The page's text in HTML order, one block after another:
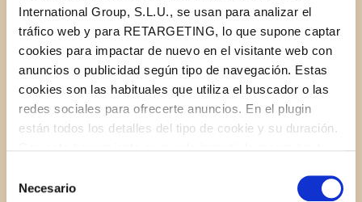
International Group, S.L.U., se usan para analizar el
tráfico web y para RETARGETING, lo que supone captar
cookies para impactar de nuevo en el visitante web con
anuncios o publicidad según tipo de navegación. Estas
cookies son las habituales que utiliza el buscador o las
redes sociales para ofrecerte anuncios. En el plugin
están todos los detalles del tipo de cookie y su duración.
la web aparece cómo evitar las cookies en el navegador.
Necesario
5.3 oz beets
8.8 oz quinoa
STAR Extra Virgin Olive Oil